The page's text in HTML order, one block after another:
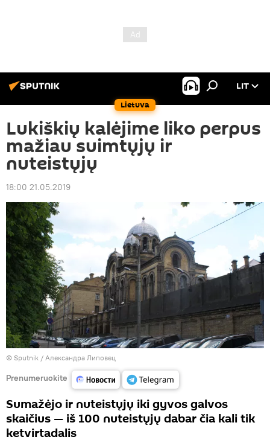
Lietuva
LIT
Lukiškių kalėjime liko perpus
mažiau suimtųjų ir
nuteistųjų
18:00 21.05.2019
© Sputnik / Александра Липовец
Prenumeruokite
Sumažėjo ir nuteistųjų iki gyvos galvos
skaičius — iš 100 nuteistųjų dabar čia kali tik
ketvirtadalis